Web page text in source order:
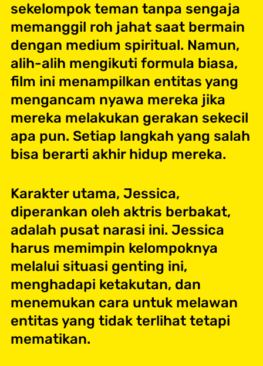
sekelompok teman tanpa sengaja
memanggil roh jahat saat bermain
dengan medium spiritual. Namun,
alih-alih mengikuti formula biasa,
film ini menampilkan entitas yang
mengancam nyawa mereka jika
mereka melakukan gerakan sekecil
apa pun. Setiap langkah yang salah
bisa berarti akhir hidup mereka.
Karakter utama, Jessica,
diperankan oleh aktris berbakat,
adalah pusat narasi ini. Jessica
harus memimpin kelompoknya
melalui situasi genting ini,
menghadapi ketakutan, dan
menemukan cara untuk melawan
entitas yang tidak terlihat tetapi
mematikan.